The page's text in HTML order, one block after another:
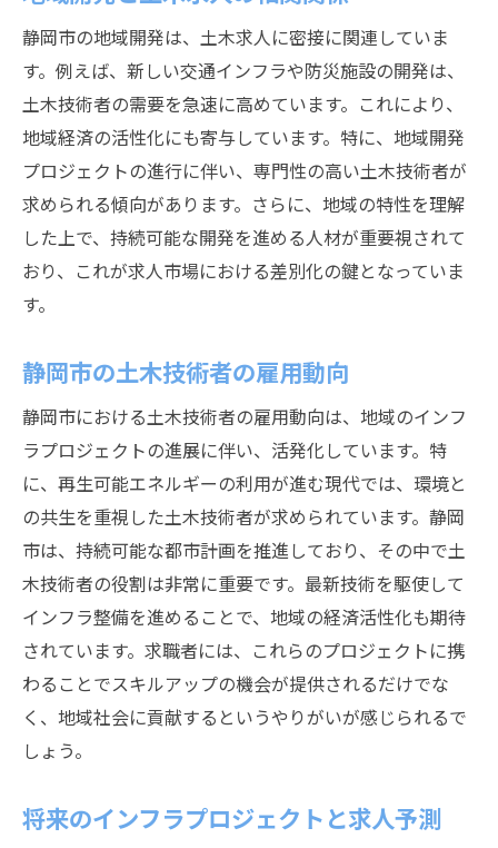
静岡市の土木業界での成長ストーリー
土木求人を探す際に重視すべきポイント静岡市
版
求人情報確認時の重要チェックポイント
給与・待遇以外に注目すべき要素
静岡市における土木求人の選び方
企業文化と職場環境の重要性
応募前に知っておくべき土木業界の現実
静岡市で土木キャリアを築くための必須スキル
土木技術者に求められる基本スキル
静岡市特有の環境に対応する知識
土木キャリアでの成功に必要なソフトスキ
ル
技術者としての成長を促す資格と学位
実務経験とオンザジョブトレーニングの重
要性
静岡市での土木業界のトレンドに対応する
ために
地域の特性を活かした静岡市の土木求人の探し
地域密着型求人サイトの活用法
静岡市の地域開発は、土木求人に密接に関連していま
す。例えば、新しい交通インフラや防災施設の開発は、
土木技術者の需要を急速に高めています。これにより、
地域経済の活性化にも寄与しています。特に、地域開発
プロジェクトの進行に伴い、専門性の高い土木技術者が
求められる傾向があります。さらに、地域の特性を理解
した上で、持続可能な開発を進める人材が重要視されて
おり、これが求人市場における差別化の鍵となっていま
す。
静岡市の土木技術者の雇用動向
静岡市における土木技術者の雇用動向は、地域のインフ
ラプロジェクトの進展に伴い、活発化しています。特
に、再生可能エネルギーの利用が進む現代では、環境と
の共生を重視した土木技術者が求められています。静岡
市は、持続可能な都市計画を推進しており、その中で土
木技術者の役割は非常に重要です。最新技術を駆使して
インフラ整備を進めることで、地域の経済活性化も期待
されています。求職者には、これらのプロジェクトに携
わることでスキルアップの機会が提供されるだけでな
く、地域社会に貢献するというやりがいが感じられるで
しょう。
将来のインフラプロジェクトと求人予測